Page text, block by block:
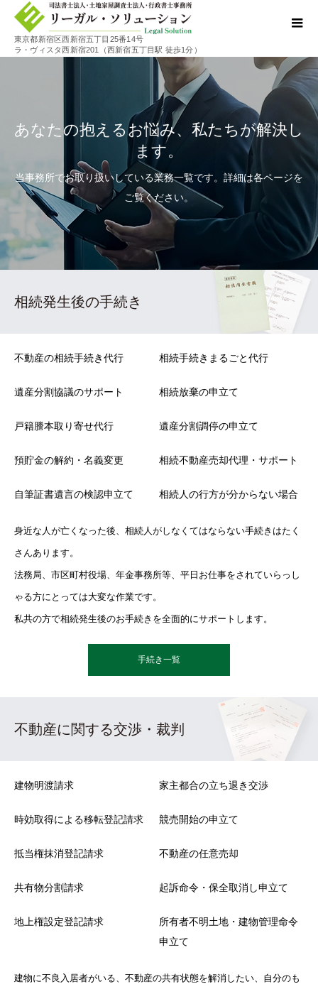
東京都新宿区西新宿五丁目25番14号
ラ・ヴィスタ西新宿201（西新宿五丁目駅 徒歩1分）
あなたの抱えるお悩み、私たちが解決し
ます。
当事務所でお取り扱いしている業務一覧です。詳細は各ページを
ご覧ください。
相続発生後の手続き
不動産の相続手続き代行 相続手続きまるごと代行
遺産分割協議のサポート 相続放棄の申立て
戸籍謄本取り寄せ代行 遺産分割調停の申立て
預貯金の解約・名義変更 相続不動産売却代理・サポート
自筆証書遺言の検認申立て 相続人の行方が分からない場合
身近な人が亡くなった後、相続人がしなくてはならない手続きはたく
さんあります。
法務局、市区町村役場、年金事務所等、平日お仕事をされていらっし
ゃる方にとっては大変な作業です。
私共の方で相続発生後のお手続きを全面的にサポートします。
手続き一覧
不動産に関する交渉・裁判
建物明渡請求 家主都合の立ち退き交渉
時効取得による移転登記請求 競売開始の申立て
抵当権抹消登記請求 不動産の任意売却
共有物分割請求 起訴命令・保全取消し申立て
地上権設定登記請求
所有者不明土地・建物管理命令
申立て
建物に不良入居者がいる、不動産の共有状態を解消したい、自分のも